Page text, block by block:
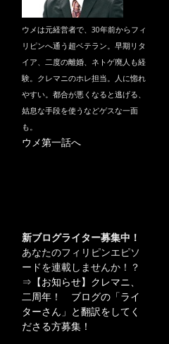
ウメは元経営者で、30年前からフィ
リピンへ通う超ベテラン。早期リタ
イア、二度の離婚、ネトゲ廃人も経
験。クレマニのホレ担当。人に惚れ
やすい。都合が悪くなると逃げる、
姑息な手段を使うなどゲスな一面
も。
ウメ第一話へ
新ブログライター募集中！
あなたのフィリピンエピソ
ードを連載しませんか！？
⇒ 【お知らせ】クレマニ、
二周年！ ブログの「ライ
ターさん」と翻訳をしてく
ださる方募集！